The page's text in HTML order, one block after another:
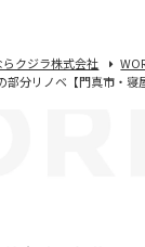
クジラ株式会社
部分リノベ【門真市・寝